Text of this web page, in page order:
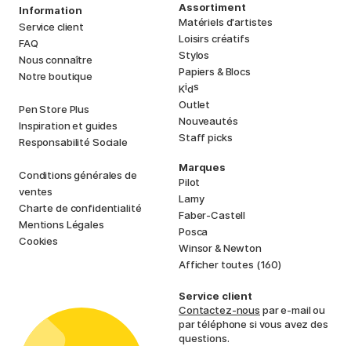
Information
Service client
FAQ
Nous connaître
Notre boutique
Pen Store Plus
Inspiration et guides
Responsabilité Sociale
Conditions générales de
ventes
Charte de confidentialité
Mentions Légales
Cookies
Assortiment
Matériels d'artistes
Loisirs créatifs
Stylos
Papiers & Blocs
Kids
Outlet
Nouveautés
Staff picks
Marques
Pilot
Lamy
Faber-Castell
Posca
Winsor & Newton
Afficher toutes (160)
Service client
Contactez-nous par e-mail ou
par téléphone si vous avez des
questions.